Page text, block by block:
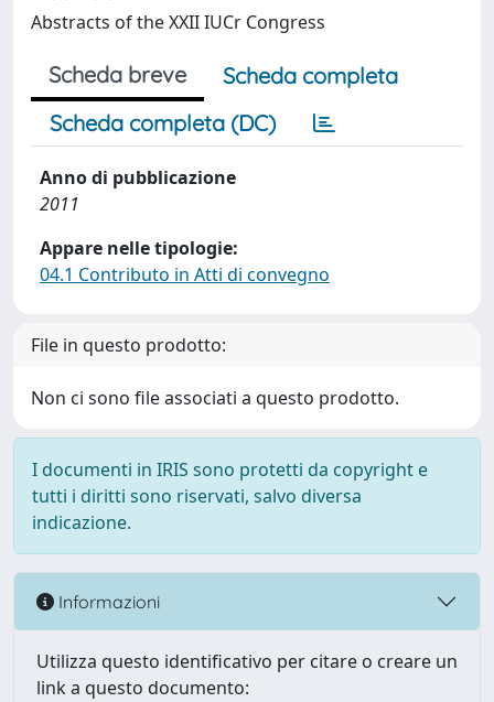
Abstracts of the XXII IUCr Congress
Scheda breve
Scheda completa
Scheda completa (DC)
Anno di pubblicazione
2011
Appare nelle tipologie:
04.1 Contributo in Atti di convegno
File in questo prodotto:
Non ci sono file associati a questo prodotto.
I documenti in IRIS sono protetti da copyright e
tutti i diritti sono riservati, salvo diversa
indicazione.
Informazioni
Utilizza questo identificativo per citare o creare un
link a questo documento: